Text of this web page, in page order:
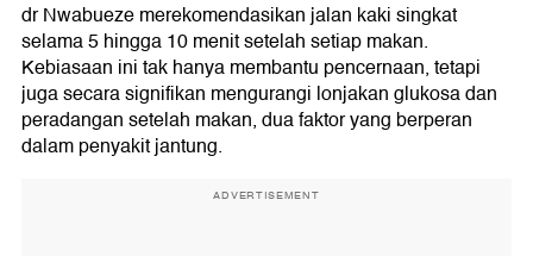
dr Nwabueze merekomendasikan jalan kaki singkat
selama 5 hingga 10 menit setelah setiap makan.
Kebiasaan ini tak hanya membantu pencernaan, tetapi
juga secara signifikan mengurangi lonjakan glukosa dan
peradangan setelah makan, dua faktor yang berperan
dalam penyakit jantung.
ADVERTISEMENT